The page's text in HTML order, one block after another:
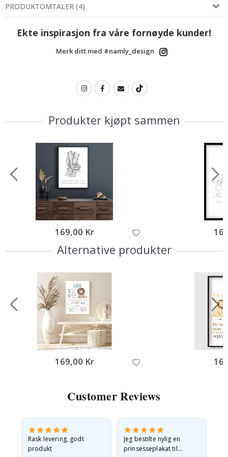
PRODUKTOMTALER (4)
Ekte inspirasjon fra våre fornøyde kunder!
Merk ditt med #namly_design
Produkter kjøpt sammen
169,00 Kr
Alternative produkter
169,00 Kr
Customer Reviews
Rask levering, godt
produkt
Jeg bestilte nylig en
prinsesseplakat til